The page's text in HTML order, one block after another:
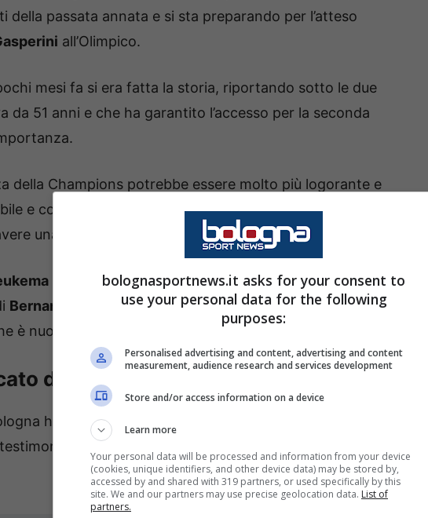
della passata annata e si sta preparando per l’atteso
all’Olimpico.
mesi fa si era fatta la storia, riportando sotto le due
da 51 anni e che ha garantito l’accesso per la seconda
della Champions potrebbe essere molto più logorante e
e compagni. Mai come in questa stagione, sarà
una rosa molto lunga.
Ndoye, i felsinei possono contare degli arrivi di
Bernardeschi Immobile in avanti, nomi che hanno già
è nuova per gli emiliani.
del club sugli abbonati
ha ufficializzato il raggiungimento dei 10 000
l’entusiasmo in tutta la città per la campagna
bolognasportnews.it asks for your consent to
use your personal data for the following
purposes:
Personalised advertising and content, advertising and content
measurement, audience research and services development
Store and/or access information on a device
Learn more
Your personal data will be processed and information from your device
(cookies, unique identifiers, and other device data) may be stored by,
accessed by and shared with 319 partners, or used specifically by this
site. We and our partners may use precise geolocation data. List of
partners.